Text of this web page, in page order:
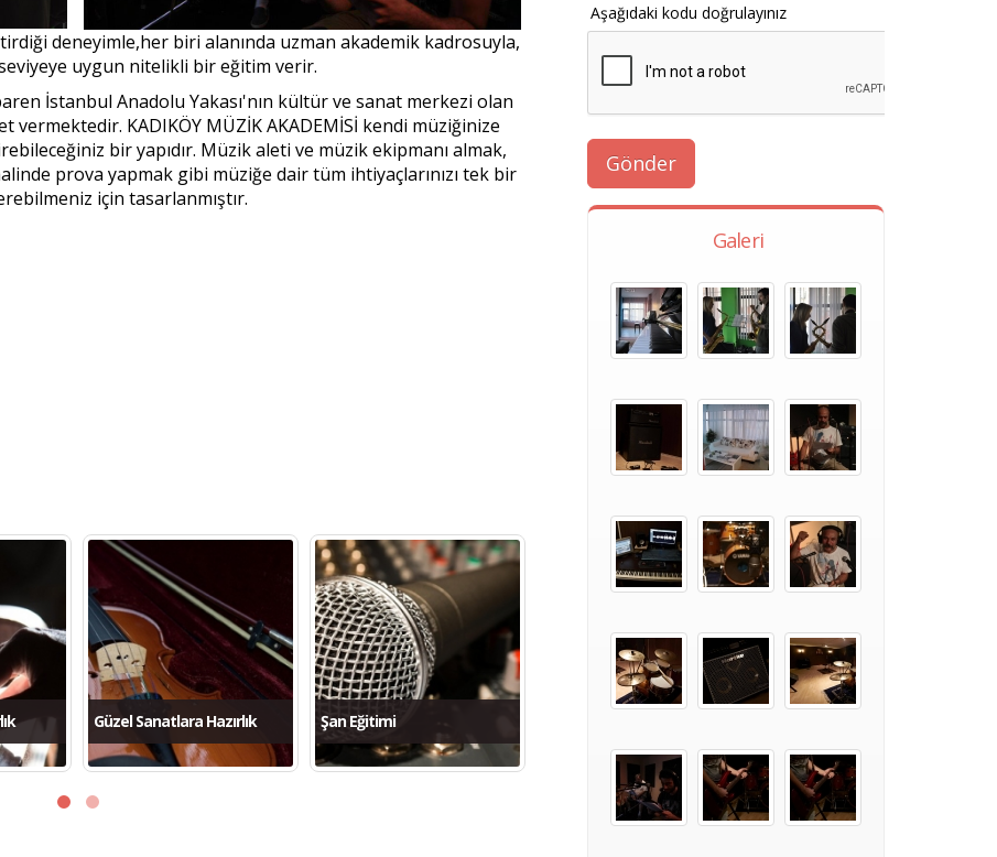
Aşağıdaki kodu doğrulayınız
Galeri
deneyimle,her biri alanında uzman akademik kadrosuyla,
uygun nitelikli bir eğitim verir.
İstanbul Anadolu Yakası'nın kültür ve sanat merkezi olan
vermektedir. KADIKÖY MÜZİK AKADEMİSİ kendi müziğinize
bir yapıdır. Müzik aleti ve müzik ekipmanı almak,
prova yapmak gibi müziğe dair tüm ihtiyaçlarınızı tek bir
için tasarlanmıştır.
Güzel Sanatlara Hazırlık Şan Eğitimi
Tiyatro-Drama ve